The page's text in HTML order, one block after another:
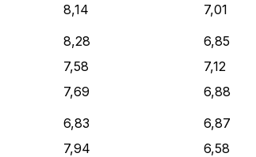
8,14 7,01
8,28 6,85
7,58 7,12
7,69 6,88
6,83 6,87
7,94 6,58